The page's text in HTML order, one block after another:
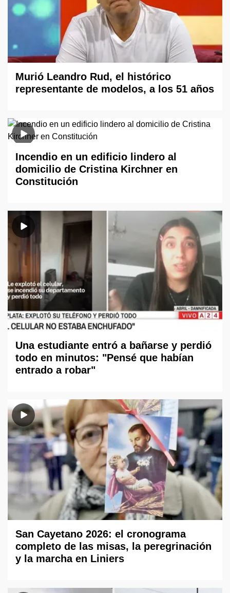
Murió Leandro Rud, el histórico
representante de modelos, a los 51 años
Incendio en un edificio lindero al
domicilio de Cristina Kirchner en
Constitución
Una estudiante entró a bañarse y perdió
todo en minutos: "Pensé que habían
entrado a robar"
San Cayetano 2026: el cronograma
completo de las misas, la peregrinación
y la marcha en Liniers